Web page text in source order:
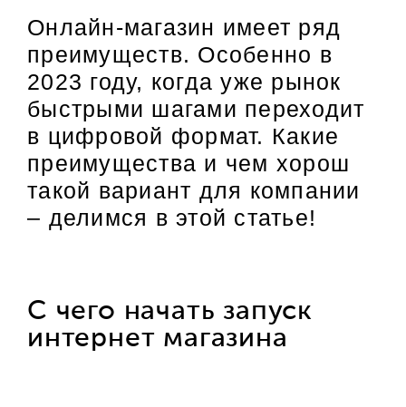
Онлайн-магазин имеет ряд
преимуществ. Особенно в
2023 году, когда уже рынок
быстрыми шагами переходит
в цифровой формат. Какие
преимущества и чем хорош
такой вариант для компании
– делимся в этой статье!
С чего начать запуск
интернет магазина